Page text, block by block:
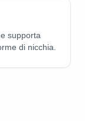
supporta
di nicchia.